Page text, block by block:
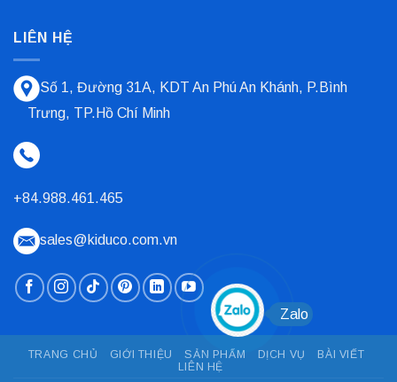
LIÊN HỆ
Số 1, Đường 31A, KDT An Phú An Khánh, P.Bình
Trưng, TP.Hồ Chí Minh
+84.988.461.465
sales@kiduco.com.vn
TRANG CHỦ GIỚI THIỆU SẢN PHẨM DỊCH VỤ
BÀI VIẾT
LIÊN HỆ
Zalo